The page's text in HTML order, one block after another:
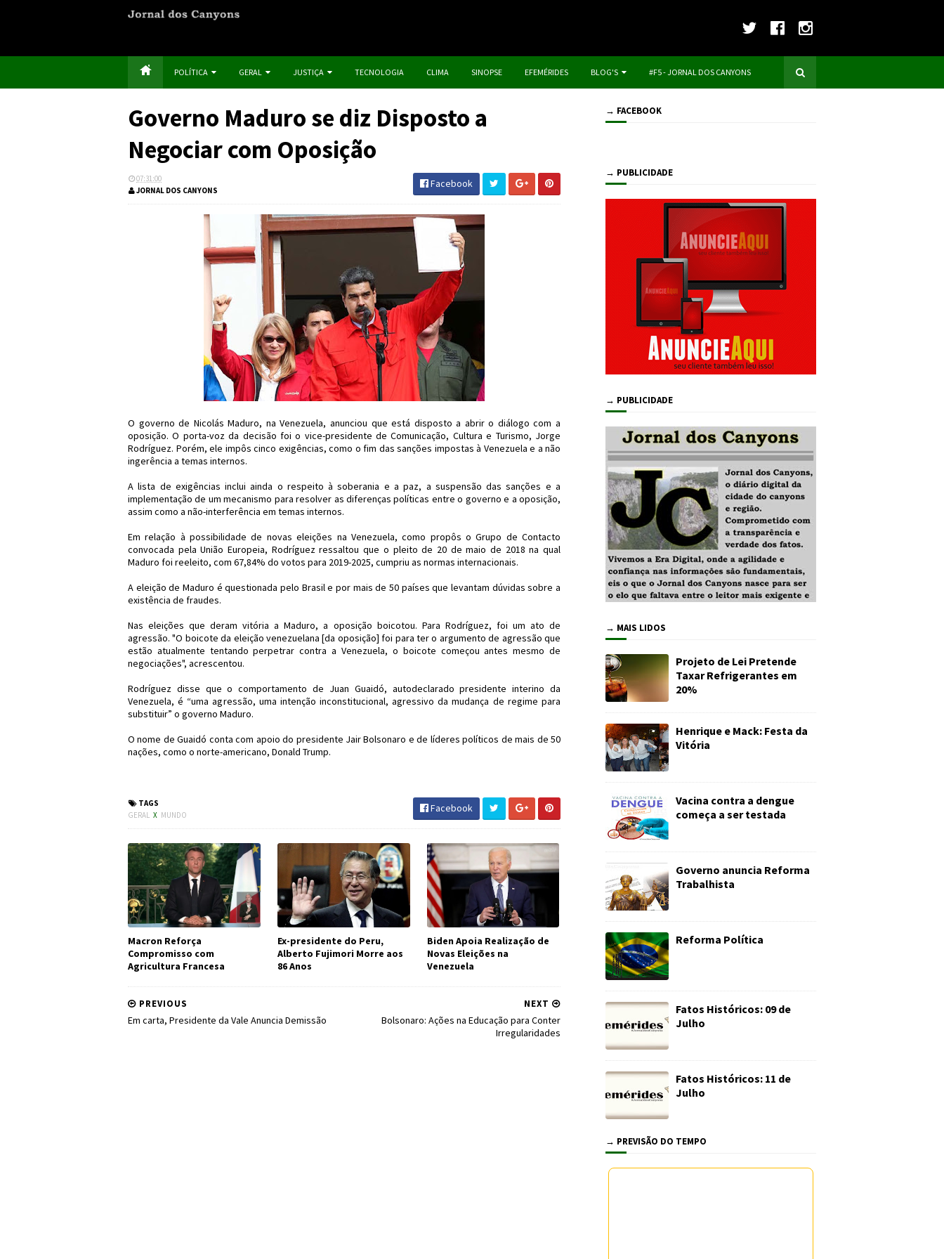
POLÍTICA GERAL JUSTIÇA TECNOLOGIA CLIMA SINOPSE EFEMÉRIDES BLOG'S #F5 - JORNAL DOS CANYONS
Governo Maduro se diz Disposto a
Negociar com Oposição
07:31:00
JORNAL DOS CANYONS
Facebook
O governo de Nicolás Maduro, na Venezuela, anunciou que está disposto a abrir o diálogo com a
oposição. O porta-voz da decisão foi o vice-presidente de Comunicação, Cultura e Turismo, Jorge
Rodríguez. Porém, ele impôs cinco exigências, como o fim das sanções impostas à Venezuela e a não
ingerência a temas internos.
A lista de exigências inclui ainda o respeito à soberania e a paz, a suspensão das sanções e a
implementação de um mecanismo para resolver as diferenças políticas entre o governo e a oposição,
assim como a não-interferência em temas internos.
Em relação à possibilidade de novas eleições na Venezuela, como propôs o Grupo de Contacto
convocada pela União Europeia, Rodríguez ressaltou que o pleito de 20 de maio de 2018 na qual
Maduro foi reeleito, com 67,84% do votos para 2019-2025, cumpriu as normas internacionais.
A eleição de Maduro é questionada pelo Brasil e por mais de 50 países que levantam dúvidas sobre a
existência de fraudes.
Nas eleições que deram vitória a Maduro, a oposição boicotou. Para Rodríguez, foi um ato de
agressão. "O boicote da eleição venezuelana [da oposição] foi para ter o argumento de agressão que
estão atualmente tentando perpetrar contra a Venezuela, o boicote começou antes mesmo de
negociações", acrescentou.
Rodríguez disse que o comportamento de Juan Guaidó, autodeclarado presidente interino da
Venezuela, é “uma agressão, uma intenção inconstitucional, agressivo da mudança de regime para
substituir” o governo Maduro.
O nome de Guaidó conta com apoio do presidente Jair Bolsonaro e de líderes políticos de mais de 50
nações, como o norte-americano, Donald Trump.
TAGS
GERAL X MUNDO
Facebook
Macron Reforça
Compromisso com
Agricultura Francesa
Ex-presidente do Peru,
Alberto Fujimori Morre aos
86 Anos
Biden Apoia Realização de
Novas Eleições na
Venezuela
NEXT
Bolsonaro: Ações na Educação para Conter
Irregularidades
PREVIOUS
Em carta, Presidente da Vale Anuncia Demissão
→ FACEBOOK
→ PUBLICIDADE
→ PUBLICIDADE
→ MAIS LIDOS
Projeto de Lei Pretende
Taxar Refrigerantes em
20%
Henrique e Mack: Festa da
Vitória
Vacina contra a dengue
começa a ser testada
Governo anuncia Reforma
Trabalhista
Reforma Política
Fatos Históricos: 09 de
Julho
Fatos Históricos: 11 de
Julho
→ PREVISÃO DO TEMPO